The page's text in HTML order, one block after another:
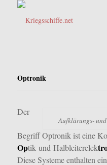
Optronik
Aufklärungs-
Der
Begriff Optronik ist eine
Optik und Halbleiterelek
Diese Systeme enthalten